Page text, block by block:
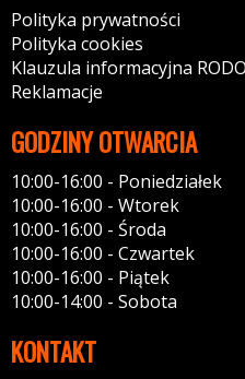
Polityka prywatności
Polityka cookies
Klauzula informacyjna RODO
Reklamacje
GODZINY OTWARCIA
10:00-16:00 - Poniedziałek
10:00-16:00 - Wtorek
10:00-16:00 - Środa
10:00-16:00 - Czwartek
10:00-16:00 - Piątek
10:00-14:00 - Sobota
KONTAKT